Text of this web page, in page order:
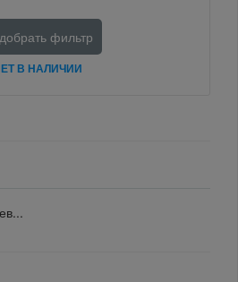
фильтр
В НАЛИЧИИ